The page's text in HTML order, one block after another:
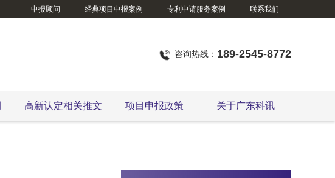
申报顾问 经典项目申报案例 专利申请服务案例 联系我们
咨询热线： 189-2545-8772
高新认定相关推文 项目申报政策 关于广东科讯